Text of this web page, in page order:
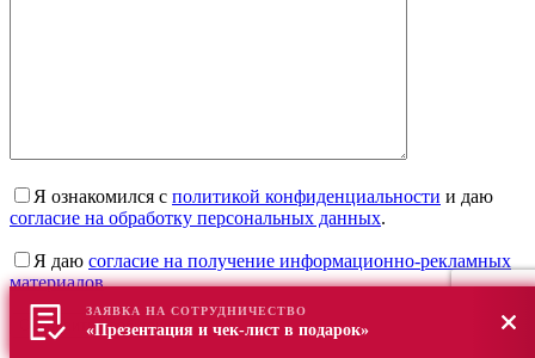
Я ознакомился с политикой конфиденциальности и даю
согласие на обработку персональных данных.
Я даю согласие на получение информационно-рекламных
материалов.
ЗАЯВКА НА СОТРУДНИЧЕСТВО
«Презентация и чек-лист в подарок»